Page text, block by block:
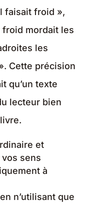
faisait froid »,
froid mordait les
les
Cette précision
qu’un texte
lecteur bien
et
sens
à
n’utilisant que